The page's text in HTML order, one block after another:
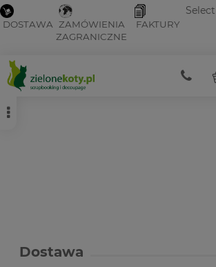
DOSTAWA ZAMÓWIENIA
ZAGRANICZNE
FAKTURY
Dostawa